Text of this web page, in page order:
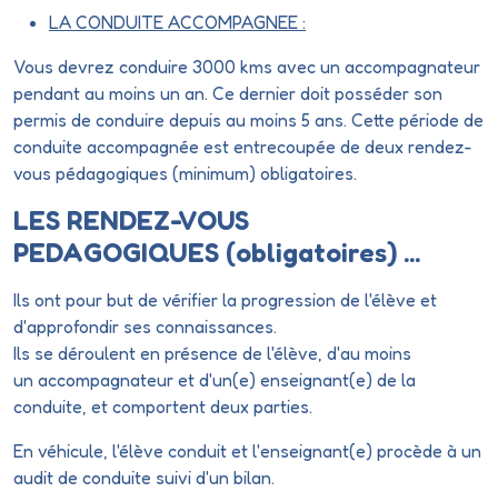
LA CONDUITE ACCOMPAGNEE :
Vous devrez conduire 3000 kms avec un accompagnateur
pendant au moins un an. Ce dernier doit posséder son
permis de conduire depuis au moins 5 ans. Cette période de
conduite accompagnée est entrecoupée de deux rendez-
vous pédagogiques (minimum) obligatoires.
LES RENDEZ-VOUS
PEDAGOGIQUES (obligatoires) ...
Ils ont pour but de vérifier la progression de l'élève et
d'approfondir ses connaissances.
Ils se déroulent en présence de l'élève, d'au moins
un accompagnateur et d'un(e) enseignant(e) de la
conduite, et comportent deux parties.
En véhicule, l'élève conduit et l'enseignant(e) procède à un
audit de conduite suivi d'un bilan.